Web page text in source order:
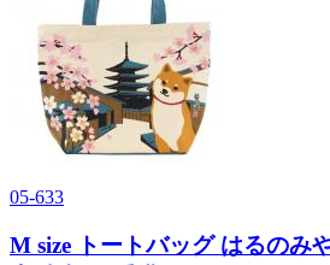
05-633
M size トートバッグ はるのみ